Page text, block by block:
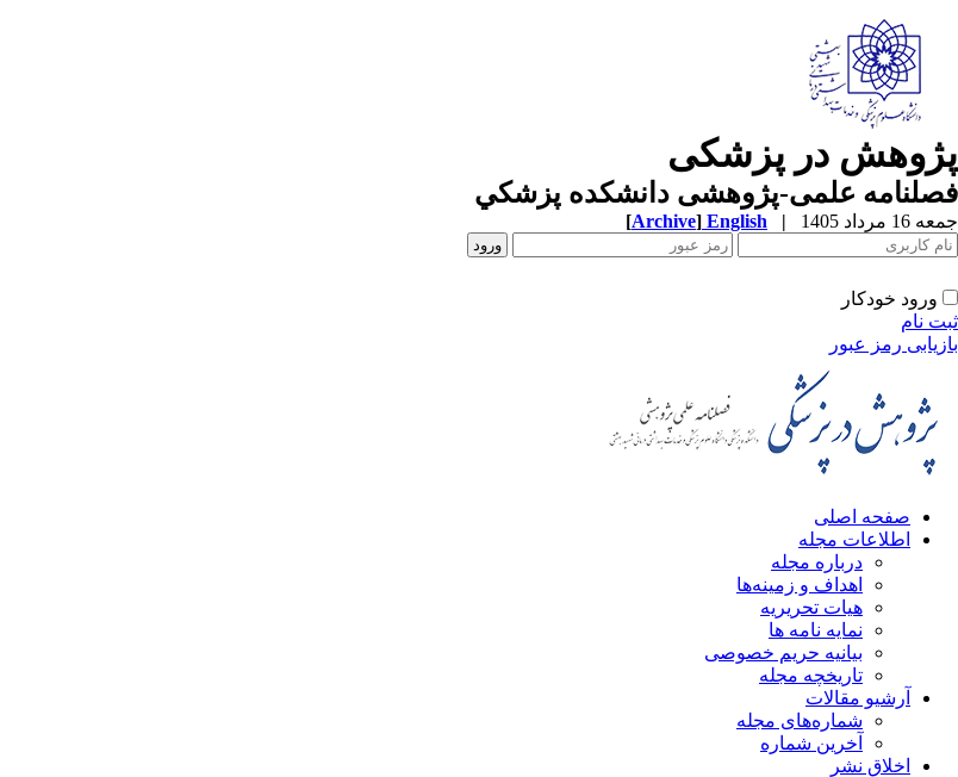
پژوهش در پزشکی
فصلنامه علمی-پژوهشی دانشکده پزشکي
جمعه 16 مرداد 1405 |
English
[Archive]
ورود خودکار
ثبت نام
بازیابی رمز عبور
صفحه اصلی
اطلاعات مجله
درباره مجله
اهداف و زمینه‌ها
هیات تحریریه
نمایه نامه ها
بیانیه حریم خصوصی
تاریخچه مجله
آرشیو مقالات
شماره‌های مجله
آخرین شماره
اخلاق نشر